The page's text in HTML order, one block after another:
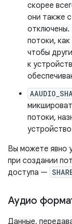
скорее
они также
отключены.
потоки,
чтобы
к
потоки,
Вы можете явно
при создании
доступа —
Аудио
Данные,